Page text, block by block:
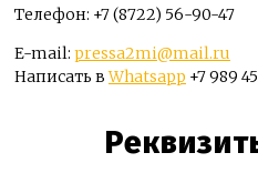
Телефон: +7 (8722) 56-90-47
E-mail: pressa2mi@mail.ru
Написать вWhatsapp +7 989